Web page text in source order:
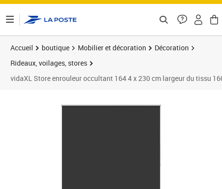
Accueil boutique Mobilier et décoration
Décoration
Rideaux, voilages, stores
vidaXL Store enrouleur occultant 164 4 x 230 cm largeur du tissu